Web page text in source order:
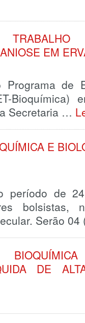
EM
de
Bioquímica)
Secretaria …
E
período de
Serão
DE